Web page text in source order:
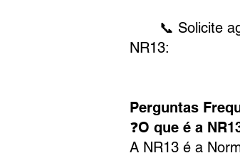
📞 Solicite
NR13:
Perguntas
❓O que é a
A NR13 é a